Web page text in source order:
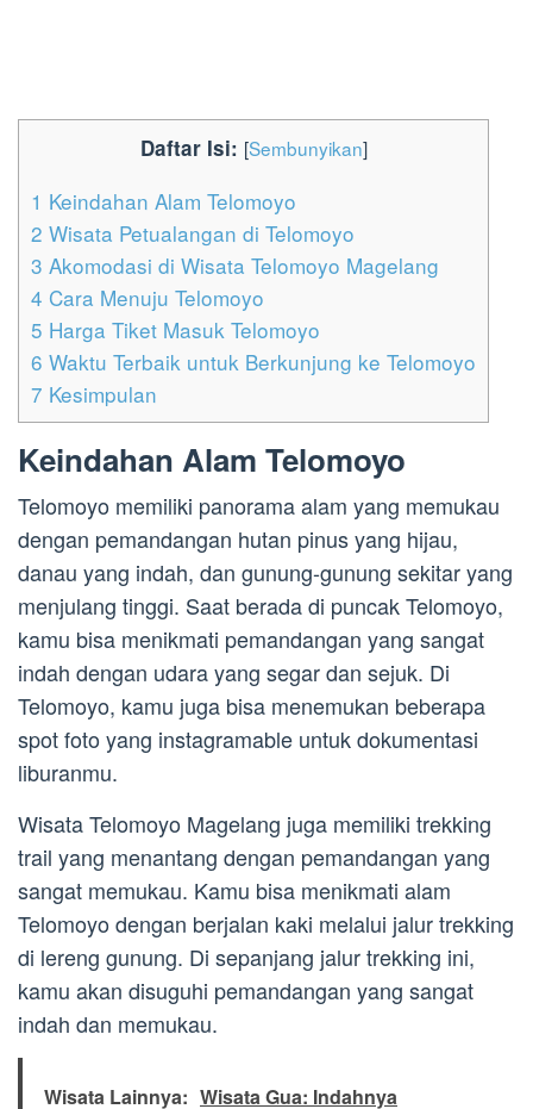
Daftar Isi: [Sembunyikan]
1 Keindahan Alam Telomoyo
2 Wisata Petualangan di Telomoyo
3 Akomodasi di Wisata Telomoyo Magelang
4 Cara Menuju Telomoyo
5 Harga Tiket Masuk Telomoyo
6 Waktu Terbaik untuk Berkunjung ke Telomoyo
7 Kesimpulan
Keindahan Alam Telomoyo
Telomoyo memiliki panorama alam yang memukau
dengan pemandangan hutan pinus yang hijau,
danau yang indah, dan gunung-gunung sekitar yang
menjulang tinggi. Saat berada di puncak Telomoyo,
kamu bisa menikmati pemandangan yang sangat
indah dengan udara yang segar dan sejuk. Di
Telomoyo, kamu juga bisa menemukan beberapa
spot foto yang instagramable untuk dokumentasi
liburanmu.
Wisata Telomoyo Magelang juga memiliki trekking
trail yang menantang dengan pemandangan yang
sangat memukau. Kamu bisa menikmati alam
Telomoyo dengan berjalan kaki melalui jalur trekking
di lereng gunung. Di sepanjang jalur trekking ini,
kamu akan disuguhi pemandangan yang sangat
indah dan memukau.
Wisata Lainnya: Wisata Gua: Indahnya